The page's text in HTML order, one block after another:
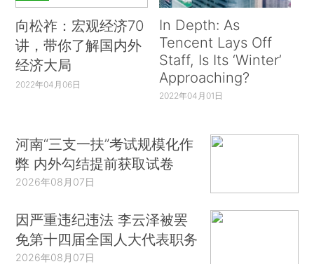
向松祚：宏观经济70
讲，带你了解国内外
经济大局
2022年04月06日
In Depth: As
Tencent Lays Off
Staff, Is Its ‘Winter’
Approaching?
2022年04月01日
河南“三支一扶”考试规模化作
弊 内外勾结提前获取试卷
2026年08月07日
因严重违纪违法 李云泽被罢
免第十四届全国人大代表职务
2026年08月07日